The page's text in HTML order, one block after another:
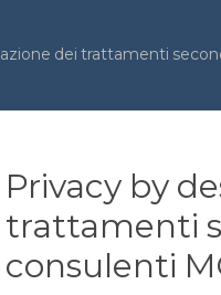
dei trattamenti
Privacy by
trattamenti
consulenti